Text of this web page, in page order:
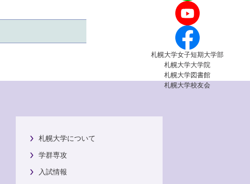
札幌大学女子短期大学部
札幌大学大学院
札幌大学図書館
札幌大学校友会
札幌大学について
学群専攻
入試情報